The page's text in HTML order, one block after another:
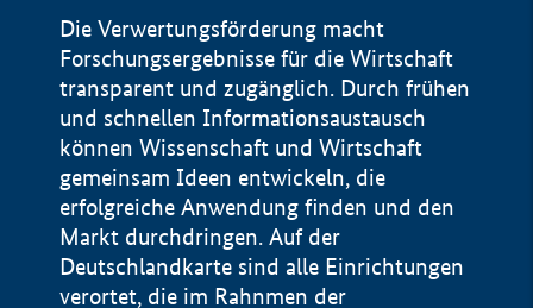
Die Verwertungsförderung macht
Forschungsergebnisse für die Wirtschaft
transparent und zugänglich. Durch frühen
und schnellen Informationsaustausch
können Wissenschaft und Wirtschaft
gemeinsam Ideen entwickeln, die
erfolgreiche Anwendung finden und den
Markt durchdringen. Auf der
Deutschlandkarte sind alle Einrichtungen
verortet, die im Rahnmen der